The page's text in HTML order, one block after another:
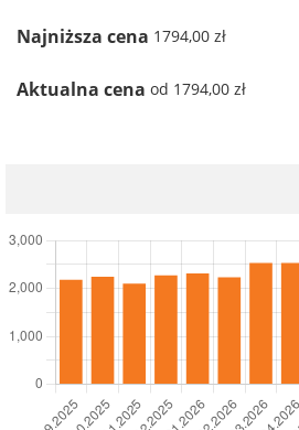
Najniższa cena 1794,00 zł
Aktualna cena od 1794,00 zł